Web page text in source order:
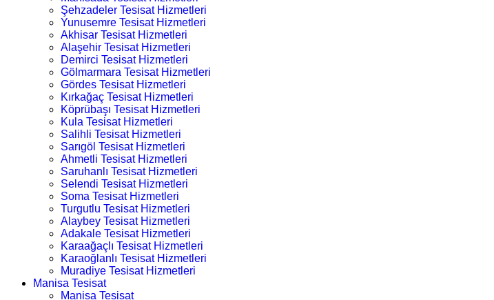
Şehzadeler Tesisat Hizmetleri
Yunusemre Tesisat Hizmetleri
Akhisar Tesisat Hizmetleri
Alaşehir Tesisat Hizmetleri
Demirci Tesisat Hizmetleri
Gölmarmara Tesisat Hizmetleri
Gördes Tesisat Hizmetleri
Kırkağaç Tesisat Hizmetleri
Köprübaşı Tesisat Hizmetleri
Kula Tesisat Hizmetleri
Salihli Tesisat Hizmetleri
Sarıgöl Tesisat Hizmetleri
Ahmetli Tesisat Hizmetleri
Saruhanlı Tesisat Hizmetleri
Selendi Tesisat Hizmetleri
Soma Tesisat Hizmetleri
Turgutlu Tesisat Hizmetleri
Alaybey Tesisat Hizmetleri
Adakale Tesisat Hizmetleri
Karaağaçlı Tesisat Hizmetleri
Karaoğlanlı Tesisat Hizmetleri
Muradiye Tesisat Hizmetleri
Manisa Tesisat
Manisa Tesisat